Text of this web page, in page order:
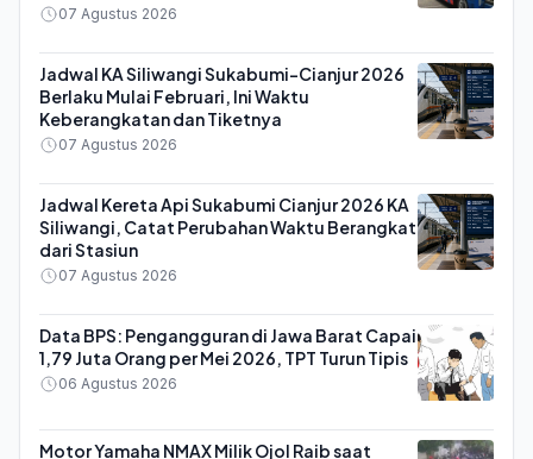
07 Agustus 2026
Jadwal KA Siliwangi Sukabumi-Cianjur 2026
Berlaku Mulai Februari, Ini Waktu
Keberangkatan dan Tiketnya
07 Agustus 2026
Jadwal Kereta Api Sukabumi Cianjur 2026 KA
Siliwangi, Catat Perubahan Waktu Berangkat
dari Stasiun
07 Agustus 2026
Data BPS: Pengangguran di Jawa Barat Capai
1,79 Juta Orang per Mei 2026, TPT Turun Tipis
06 Agustus 2026
Motor Yamaha NMAX Milik Ojol Raib saat